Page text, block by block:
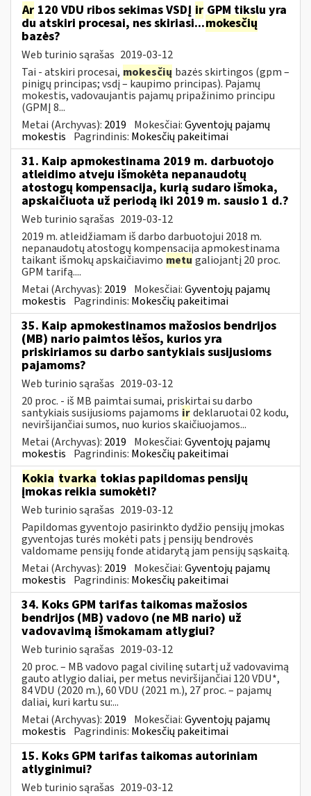
Ar 120 VDU ribos sekimas VSDĮ ir GPM tikslu yra
du atskiri procesai, nes skiriasi...mokesčių
bazės?
Web turinio sąrašas 2019-03-12
Tai - atskiri procesai, mokesčių bazės skirtingos (gpm –
pinigų principas; vsdį – kaupimo principas). Pajamų
mokestis, vadovaujantis pajamų pripažinimo principu
(GPMĮ 8...
Metai (Archyvas): 2019 Mokesčiai:Gyventojų pajamų
mokestis Pagrindinis: Mokesčių pakeitimai
31. Kaip apmokestinama 2019 m. darbuotojo
atleidimo atveju išmokėta nepanaudotų
atostogų kompensacija, kurią sudaro išmoka,
apskaičiuota už periodą iki 2019 m. sausio 1 d.?
Web turinio sąrašas 2019-03-12
2019 m. atleidžiamam iš darbo darbuotojui 2018 m.
nepanaudotų atostogų kompensacija apmokestinama
taikant išmokų apskaičiavimo metu galiojantį 20 proc.
GPM tarifą....
Metai (Archyvas): 2019 Mokesčiai:Gyventojų pajamų
mokestis Pagrindinis: Mokesčių pakeitimai
35. Kaip apmokestinamos mažosios bendrijos
(MB) nario paimtos lėšos, kurios yra
priskiriamos su darbo santykiais susijusioms
pajamoms?
Web turinio sąrašas 2019-03-12
20 proc. - iš MB paimtai sumai, priskirtai su darbo
santykiais susijusioms pajamoms irdeklaruotai 02 kodu,
neviršijančiai sumos, nuo kurios skaičiuojamos...
Metai (Archyvas): 2019 Mokesčiai:Gyventojų pajamų
mokestis Pagrindinis: Mokesčių pakeitimai
Kokia tvarka tokias papildomas pensijų
įmokas reikia sumokėti?
Web turinio sąrašas 2019-03-12
Papildomas gyventojo pasirinkto dydžio pensijų įmokas
gyventojas turės mokėti pats į pensijų bendrovės
valdomame pensijų fonde atidarytą jam pensijų sąskaitą.
Metai (Archyvas): 2019 Mokesčiai:Gyventojų pajamų
mokestis Pagrindinis: Mokesčių pakeitimai
34. Koks GPM tarifas taikomas mažosios
bendrijos (MB) vadovo (ne MB nario) už
vadovavimą išmokamam atlygiui?
Web turinio sąrašas 2019-03-12
20 proc. – MB vadovo pagal civilinę sutartį už vadovavimą
gauto atlygio daliai, per metus neviršijančiai 120 VDU*,
84 VDU (2020 m.), 60 VDU (2021 m.), 27 proc. – pajamų
daliai, kuri kartu su:...
Metai (Archyvas): 2019 Mokesčiai:Gyventojų pajamų
mokestis Pagrindinis: Mokesčių pakeitimai
15. Koks GPM tarifas taikomas autoriniam
atlyginimui?
Web turinio sąrašas 2019-03-12